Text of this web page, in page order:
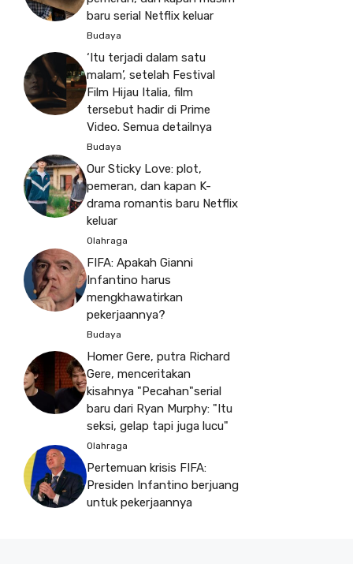
baru serial Netflix keluar
Budaya
‘Itu terjadi dalam satu
malam’, setelah Festival
Film Hijau Italia, film
tersebut hadir di Prime
Video. Semua detailnya
Budaya
Our Sticky Love: plot,
pemeran, dan kapan K-
drama romantis baru Netflix
keluar
Olahraga
FIFA: Apakah Gianni
Infantino harus
mengkhawatirkan
pekerjaannya?
Budaya
Homer Gere, putra Richard
Gere, menceritakan
kisahnya "Pecahan"serial
baru dari Ryan Murphy: "Itu
seksi, gelap tapi juga lucu"
Olahraga
Pertemuan krisis FIFA:
Presiden Infantino berjuang
untuk pekerjaannya